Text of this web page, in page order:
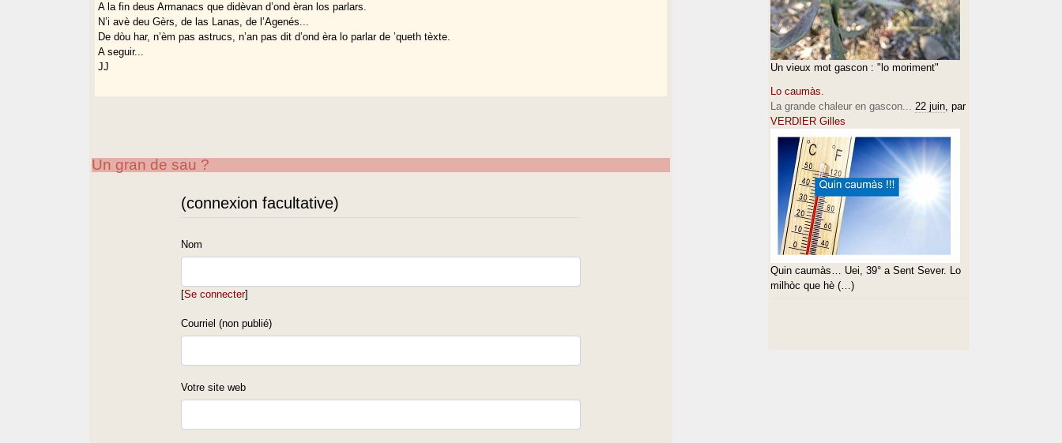
A la fin deus Armanacs que didèvan d’ond èran los parlars.
N’i avè deu Gèrs, de las Lanas, de l’Agenés...
De dòu har, n’èm pas astrucs, n’an pas dit d’ond èra lo parlar de ’queth tèxte.
A seguir...
JJ
Un gran de sau ?
(connexion facultative)
Nom
[Se connecter]
Courriel (non publié)
Votre site web
Un vieux mot gascon : "lo moriment"
Lo caumàs.
La grande chaleur en gascon... 22 juin, par
VERDIER Gilles
Quin caumàs… Uei, 39° a Sent Sever. Lo
milhòc que hè (…)